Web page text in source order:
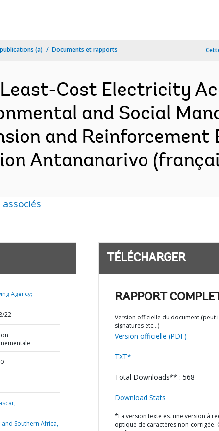
(a) Documents et rapports
Cost Electricity
and Social
and
Antananarivo
Agency;
22
and Southern Africa,
TÉLÉCHARGER
RAPPORT COMPLET
Version officielle du document (peut
signatures etc…)
Version officielle (PDF)
TXT*
Total Downloads** : 568
Download Stats
*La version texte est une version à
optique de caractères non-corrigée.